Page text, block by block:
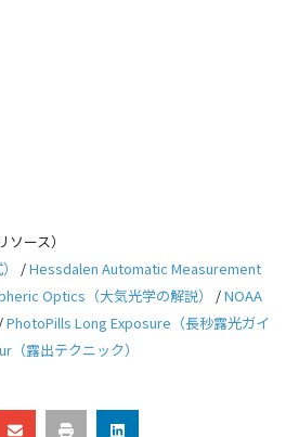
ース）
/Hessdalen Automatic Measurement
Optics（大気光学の解説） /NOAA
/PhotoPills Long Exposure（長秒露光ガイ
露出テクニック）